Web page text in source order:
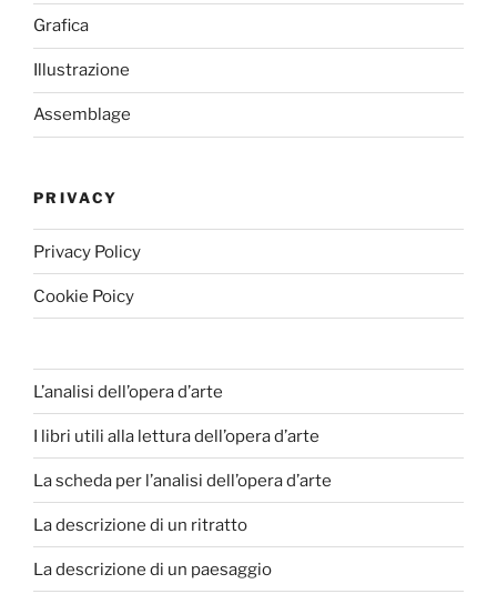
Grafica
Illustrazione
Assemblage
PRIVACY
Privacy Policy
Cookie Poicy
L’analisi dell’opera d’arte
I libri utili alla lettura dell’opera d’arte
La scheda per l’analisi dell’opera d’arte
La descrizione di un ritratto
La descrizione di un paesaggio